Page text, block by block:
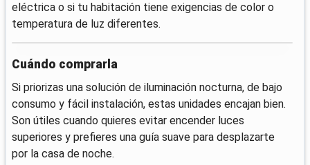
eléctrica o si tu habitación tiene exigencias de color o
temperatura de luz diferentes.
Cuándo comprarla
Si priorizas una solución de iluminación nocturna, de bajo
consumo y fácil instalación, estas unidades encajan bien.
Son útiles cuando quieres evitar encender luces
superiores y prefieres una guía suave para desplazarte
por la casa de noche.